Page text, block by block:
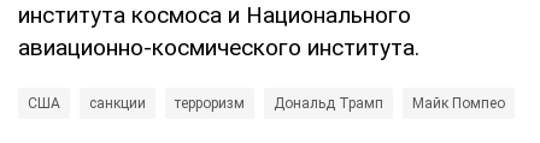
института космоса и Национального
авиационно-космического института.
США санкции терроризм Дональд Трамп Майк Помпео